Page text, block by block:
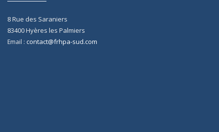
8 Rue des Saraniers
83400Hyères les Palmiers
Email : contact@frhpa-sud.com